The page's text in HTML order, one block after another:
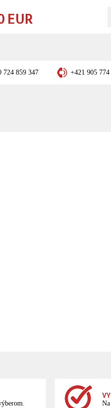
EUR
724 859 347 +421 905 774